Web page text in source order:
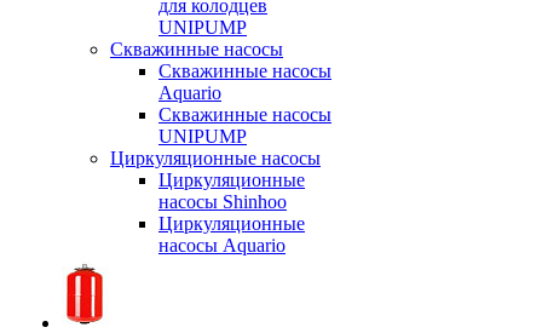
для колодцев
UNIPUMP
Скважинные насосы
Скважинные насосы
Aquario
Скважинные насосы
UNIPUMP
Циркуляционные насосы
Циркуляционные
насосы Shinhoo
Циркуляционные
насосы Aquario